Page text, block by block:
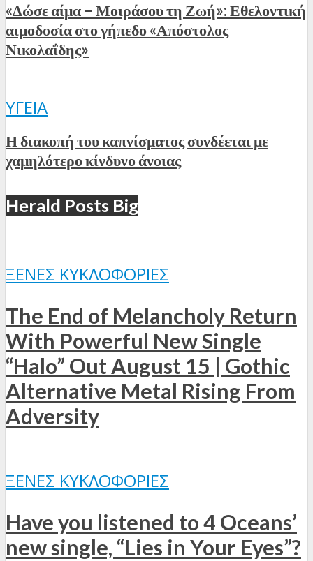
«Δώσε αίμα – Μοιράσου τη Ζωή»: Εθελοντική
αιμοδοσία στο γήπεδο «Απόστολος
Νικολαΐδης»
ΥΓΕΊΑ
Η διακοπή του καπνίσματος συνδέεται με
χαμηλότερο κίνδυνο άνοιας
Herald Posts Big
ΞΈΝΕΣ ΚΥΚΛΟΦΟΡΊΕΣ
The End of Melancholy Return
With Powerful New Single
“Halo” Out August 15 | Gothic
Alternative Metal Rising From
Adversity
ΞΈΝΕΣ ΚΥΚΛΟΦΟΡΊΕΣ
Have you listened to 4 Oceans’
new single, “Lies in Your Eyes”?